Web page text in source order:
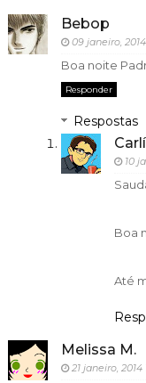
Bebop
09 janeiro,
Boa noite
Responder
Respostas
10
Boa
Até
Melissa M.
21 janeiro, 2014